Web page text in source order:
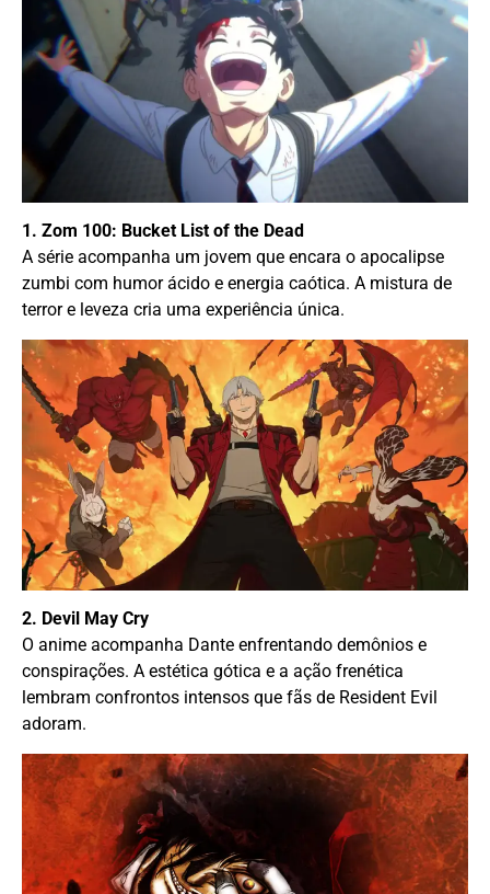
1. Zom 100: Bucket List of the Dead
A série acompanha um jovem que encara o apocalipse
zumbi com humor ácido e energia caótica. A mistura de
terror e leveza cria uma experiência única.
2. Devil May Cry
O anime acompanha Dante enfrentando demônios e
conspirações. A estética gótica e a ação frenética
lembram confrontos intensos que fãs de Resident Evil
adoram.